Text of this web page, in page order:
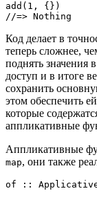
add(1, {})
//=> Nothing
Код делает в
теперь сложнее,
поднять значения в
доступ и в итоге
сохранить
этом обеспечить
которые
аппликативные
Аппликативные
map, они также
of ::